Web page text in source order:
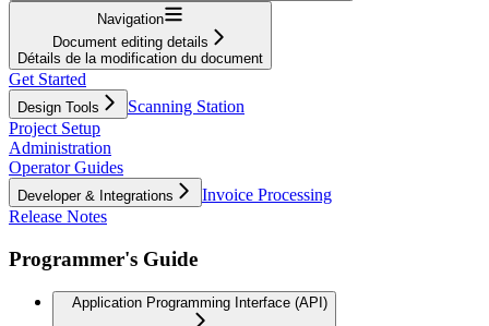
Navigation
Document editing details
Détails de la modification du document
Get Started
Design Tools
Scanning Station
Project Setup
Administration
Operator Guides
Developer & Integrations
Invoice Processing
Release Notes
Programmer's Guide
Application Programming Interface (API)